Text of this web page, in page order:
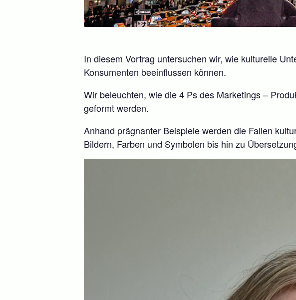
In diesem Vortrag untersuchen wir, wie kulturelle
Konsumenten beeinflussen können.
Wir beleuchten, wie die 4 Ps des Marketings –
geformt werden.
Anhand prägnanter Beispiele werden die Fallen
Bildern, Farben und Symbolen bis hin zu